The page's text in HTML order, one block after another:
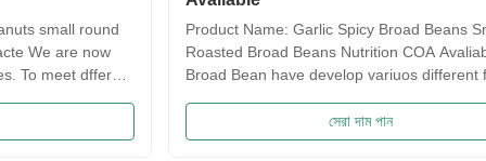
Product Name: Garlic Spicy Broad Beans Snack ,
Roasted Broad Beans Nutrition COA Avaliable Our
Broad Bean have develop variuos different flavors
research department, we frist created braod bean
chips in China. Introducing precise frying ...